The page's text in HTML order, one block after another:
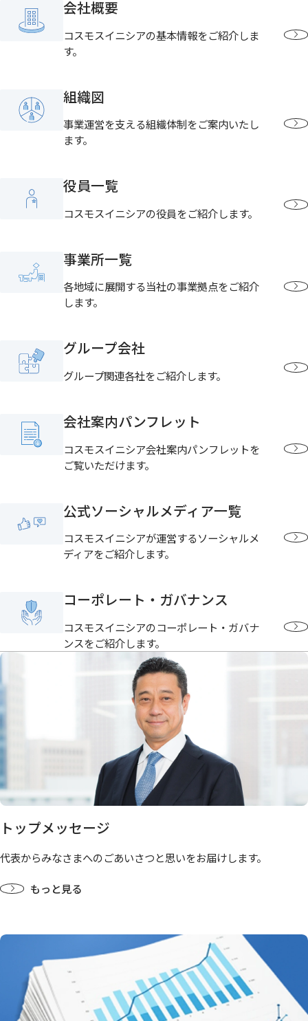
会社概要
コスモスイニシアの基本情報をご紹介しま
す。
組織図
事業運営を支える組織体制をご案内いたし
ます。
役員一覧
コスモスイニシアの役員をご紹介します。
事業所一覧
各地域に展開する当社の事業拠点をご紹介
します。
グループ会社
グループ関連各社をご紹介します。
会社案内パンフレット
コスモスイニシア会社案内パンフレットを
ご覧いただけます。
公式ソーシャルメディア一覧
コスモスイニシアが運営するソーシャルメ
ディアをご紹介します。
コーポレート・ガバナンス
コスモスイニシアのコーポレート・ガバナ
ンスをご紹介します。
トップメッセージ
代表からみなさまへのごあいさつと思いをお届けします。
もっと見る